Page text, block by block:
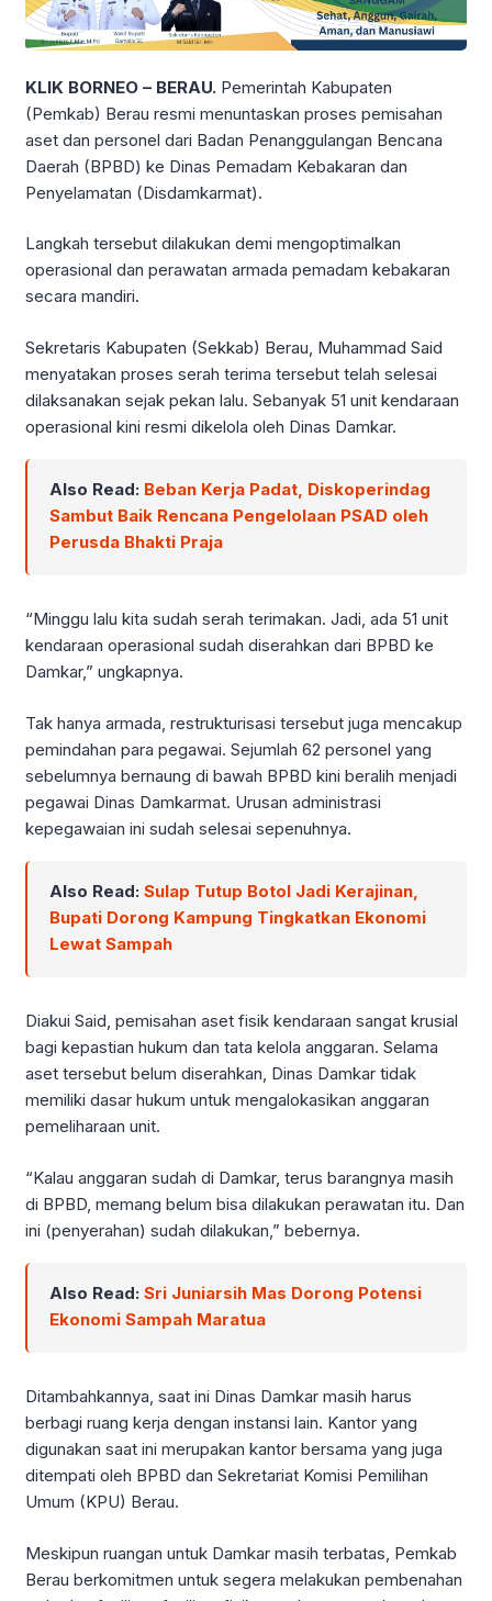
KLIK BORNEO – BERAU. Pemerintah Kabupaten
(Pemkab) Berau resmi menuntaskan proses pemisahan
aset dan personel dari Badan Penanggulangan Bencana
Daerah (BPBD) ke Dinas Pemadam Kebakaran dan
Penyelamatan (Disdamkarmat).
Langkah tersebut dilakukan demi mengoptimalkan
operasional dan perawatan armada pemadam kebakaran
secara mandiri.
Sekretaris Kabupaten (Sekkab) Berau, Muhammad Said
menyatakan proses serah terima tersebut telah selesai
dilaksanakan sejak pekan lalu. Sebanyak 51 unit kendaraan
operasional kini resmi dikelola oleh Dinas Damkar.
Also Read: Beban Kerja Padat, Diskoperindag
Sambut Baik Rencana Pengelolaan PSAD oleh
Perusda Bhakti Praja
“Minggu lalu kita sudah serah terimakan. Jadi, ada 51 unit
kendaraan operasional sudah diserahkan dari BPBD ke
Damkar,” ungkapnya.
Tak hanya armada, restrukturisasi tersebut juga mencakup
pemindahan para pegawai. Sejumlah 62 personel yang
sebelumnya bernaung di bawah BPBD kini beralih menjadi
pegawai Dinas Damkarmat. Urusan administrasi
kepegawaian ini sudah selesai sepenuhnya.
Also Read: Sulap Tutup Botol Jadi Kerajinan,
Bupati Dorong Kampung Tingkatkan Ekonomi
Lewat Sampah
Diakui Said, pemisahan aset fisik kendaraan sangat krusial
bagi kepastian hukum dan tata kelola anggaran. Selama
aset tersebut belum diserahkan, Dinas Damkar tidak
memiliki dasar hukum untuk mengalokasikan anggaran
pemeliharaan unit.
“Kalau anggaran sudah di Damkar, terus barangnya masih
di BPBD, memang belum bisa dilakukan perawatan itu. Dan
ini (penyerahan) sudah dilakukan,” bebernya.
Also Read: Sri Juniarsih Mas Dorong Potensi
Ekonomi Sampah Maratua
Ditambahkannya, saat ini Dinas Damkar masih harus
berbagi ruang kerja dengan instansi lain. Kantor yang
digunakan saat ini merupakan kantor bersama yang juga
ditempati oleh BPBD dan Sekretariat Komisi Pemilihan
Umum (KPU) Berau.
Meskipun ruangan untuk Damkar masih terbatas, Pemkab
Berau berkomitmen untuk segera melakukan pembenahan